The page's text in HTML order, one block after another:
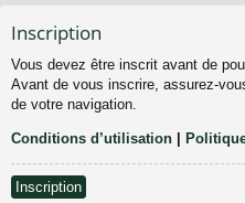
Inscription
Vous devez être inscrit avant de
Avant de vous inscrire, assurez-
de votre navigation.
Conditions d’utilisation |
Inscription